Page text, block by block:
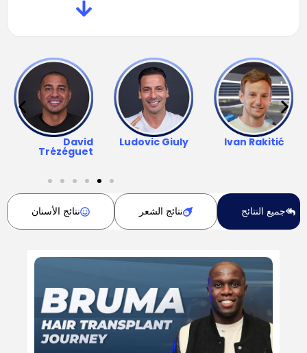
Ivan Rakitić
Ludovic Giuly
David
Trézéguet
جميع النتائج نتائج الشعر نتائج الأسنان